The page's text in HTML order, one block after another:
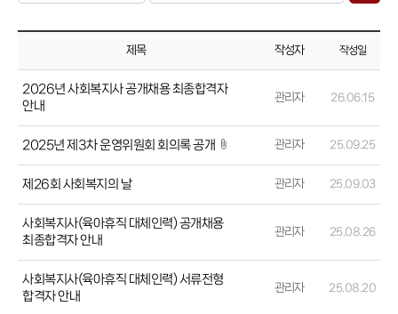
제목 작성자 작성일
2026년 사회복지사 공개채용 최종합격자
안내
관리자 26.06.15
2025년 제3차 운영위원회 회의록 공개 관리자 25.09.25
제26회 사회복지의 날 관리자 25.09.03
사회복지사(육아휴직 대체인력) 공개채용
최종합격자 안내
관리자 25.08.26
사회복지사(육아휴직 대체인력) 서류전형
합격자 안내
관리자 25.08.20